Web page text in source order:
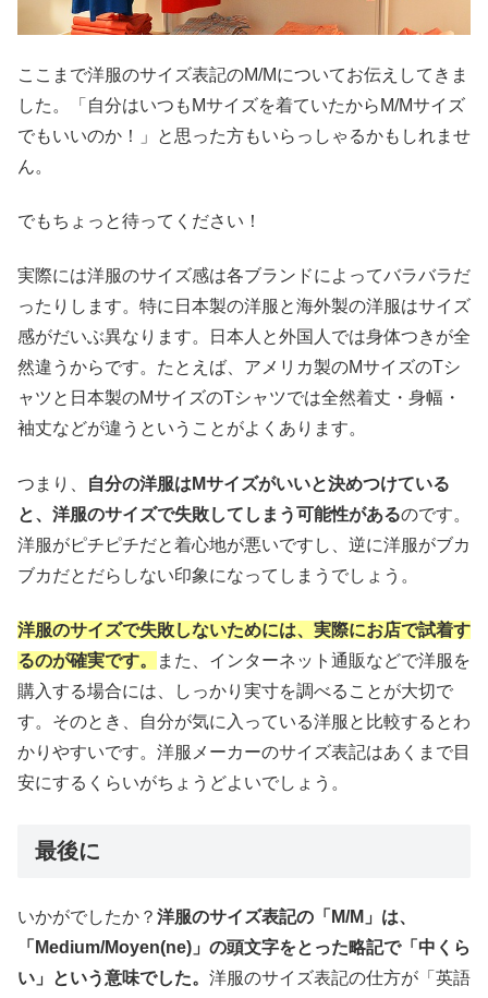
ここまで洋服のサイズ表記のM/Mについてお伝えしてきま
した。「自分はいつもMサイズを着ていたからM/Mサイズ
でもいいのか！」と思った方もいらっしゃるかもしれませ
ん。
でもちょっと待ってください！
実際には洋服のサイズ感は各ブランドによってバラバラだ
ったりします。特に日本製の洋服と海外製の洋服はサイズ
感がだいぶ異なります。日本人と外国人では身体つきが全
然違うからです。たとえば、アメリカ製のMサイズのTシ
ャツと日本製のMサイズのTシャツでは全然着丈・身幅・
袖丈などが違うということがよくあります。
つまり、
自分の洋服はMサイズがいいと決めつけている
と、洋服のサイズで失敗してしまう可能性があるのです。
洋服がピチピチだと着心地が悪いですし、逆に洋服がブカ
ブカだとだらしない印象になってしまうでしょう。
洋服のサイズで失敗しないためには、実際にお店で試着す
るのが確実です。
また、インターネット通販などで洋服を
購入する場合には、しっかり実寸を調べることが大切で
す。そのとき、自分が気に入っている洋服と比較するとわ
かりやすいです。洋服メーカーのサイズ表記はあくまで目
安にするくらいがちょうどよいでしょう。
最後に
いかがでしたか？ 洋服のサイズ表記の「M/M」は、
「Medium/Moyen(ne)」の頭文字をとった略記で「中くら
い」という意味でした。 洋服のサイズ表記の仕方が「英語